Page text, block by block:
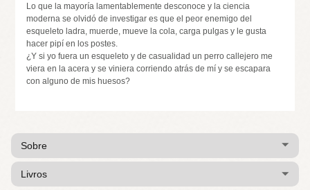
Lo que la mayoría lamentablemente desconoce y la ciencia
moderna se olvidó de investigar es que el peor enemigo del
esqueleto ladra, muerde, mueve la cola, carga pulgas y le gusta
hacer pipí en los postes.
¿Y si yo fuera un esqueleto y de casualidad un perro callejero me
viera en la acera y se viniera corriendo atrás de mí y se escapara
con alguno de mis huesos?
Sobre
Livros